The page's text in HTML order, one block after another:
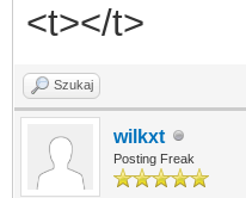
<t></t>
Szukaj
wilkxt
Posting Freak